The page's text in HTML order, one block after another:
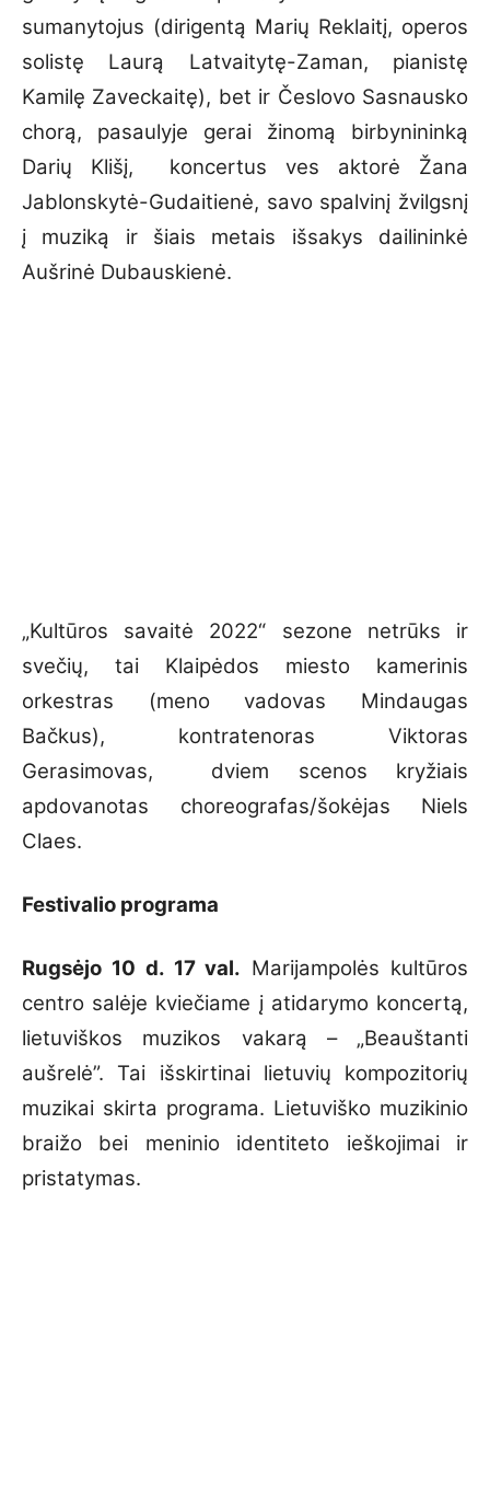
sumanytojus (dirigentą Marių Reklaitį, operos
solistę Laurą Latvaitytę-Zaman, pianistę
Kamilę Zaveckaitę), bet ir Česlovo Sasnausko
chorą, pasaulyje gerai žinomą birbynininką
Darių Klišį, koncertus ves aktorė Žana
Jablonskytė-Gudaitienė, savo spalvinį žvilgsnį
į muziką ir šiais metais išsakys dailininkė
Aušrinė Dubauskienė.
„Kultūros savaitė 2022“ sezone netrūks ir
svečių, tai Klaipėdos miesto kamerinis
orkestras (meno vadovas Mindaugas
Bačkus), kontratenoras Viktoras
Gerasimovas, dviem scenos kryžiais
apdovanotas choreografas/šokėjas Niels
Claes.
Festivalio programa
Rugsėjo 10 d. 17 val. Marijampolės kultūros
centro salėje kviečiame į atidarymo koncertą,
lietuviškos muzikos vakarą – „Beauštanti
aušrelė”. Tai išskirtinai lietuvių kompozitorių
muzikai skirta programa. Lietuviško muzikinio
braižo bei meninio identiteto ieškojimai ir
pristatymas.